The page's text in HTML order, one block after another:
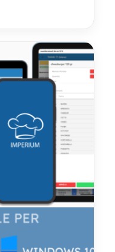
solo per il settore horeca